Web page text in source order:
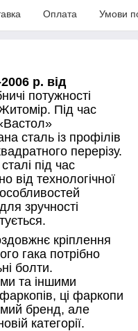
Оплата Умови
р. від
потужності
Житомір. Під час
сталь із профілів
перерізу.
під час
від технологічної
зручності
кріплення
гака потрібно
болти.
та іншими
ці фаркопи
бренд, але
категорії.